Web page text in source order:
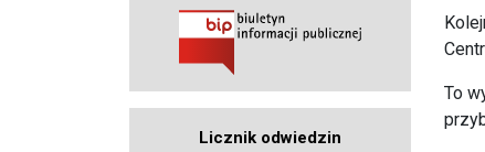
To
Licznik odwiedzin